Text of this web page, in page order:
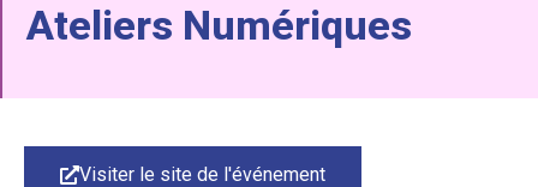
Ateliers Numériques
Visiter le site de l'événement